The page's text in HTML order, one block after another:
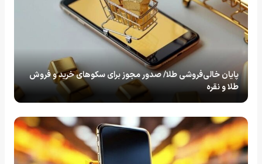
پایان خالی‌فروشی طلا/ صدور مجوز برای سکوهای خرید و فروش
طلا و نقره